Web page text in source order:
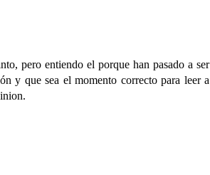
pero entiendo el porque han pasado a ser
y que sea el momento correcto para leer a